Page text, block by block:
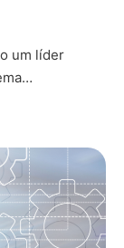
um líder